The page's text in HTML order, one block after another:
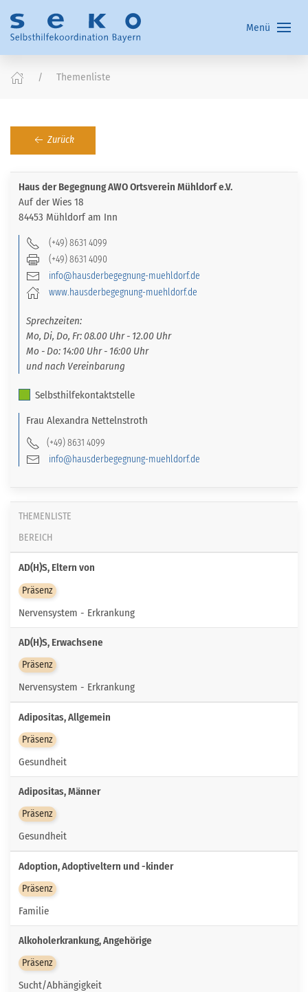
Menü
Themenliste
Zurück
Haus der Begegnung AWO Ortsverein Mühldorf e.V.
Auf der Wies 18
84453 Mühldorf am Inn
(+49) 8631 4099
(+49) 8631 4090
info@hausderbegegnung-muehldorf.de
www.hausderbegegnung-muehldorf.de
Sprechzeiten:
Mo, Di, Do, Fr: 08.00 Uhr - 12.00 Uhr
Mo - Do: 14:00 Uhr - 16:00 Uhr
und nach Vereinbarung
Selbsthilfekontaktstelle
Frau Alexandra Nettelnstroth
(+49) 8631 4099
info@hausderbegegnung-muehldorf.de
THEMENLISTE
BEREICH
AD(H)S, Eltern von
Präsenz
Nervensystem - Erkrankung
AD(H)S, Erwachsene
Präsenz
Nervensystem - Erkrankung
Adipositas, Allgemein
Präsenz
Gesundheit
Adipositas, Männer
Präsenz
Gesundheit
Adoption, Adoptiveltern und -kinder
Präsenz
Familie
Alkoholerkrankung, Angehörige
Präsenz
Sucht/Abhängigkeit